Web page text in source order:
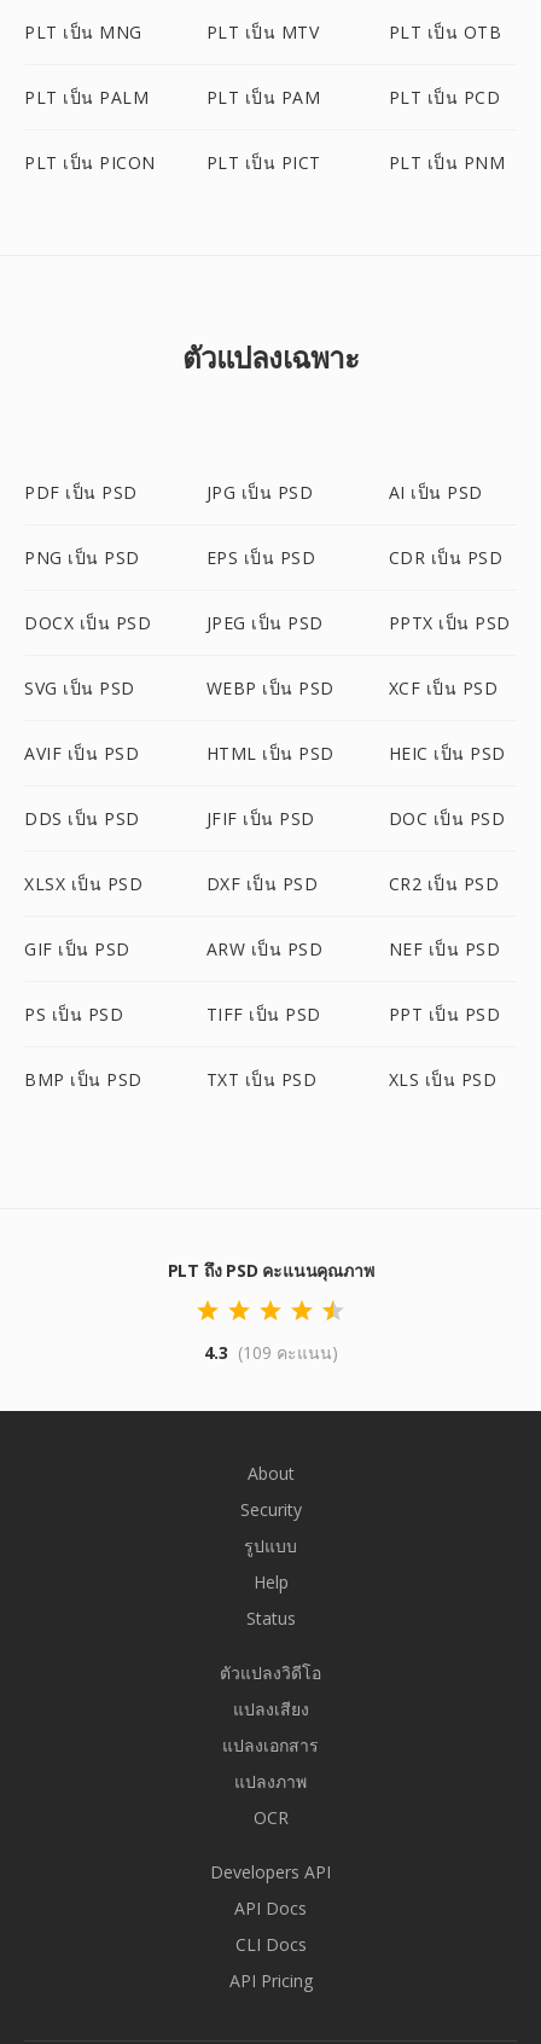
PLT เป็น MNG PLT เป็น MTV PLT เป็น OTB
PLT เป็น PALM PLT เป็น PAM PLT เป็น PCD
PLT เป็น PICON PLT เป็น PICT PLT เป็น PNM
ตัวแปลงเฉพาะ
PDF เป็น PSD JPG เป็น PSD AI เป็น PSD
PNG เป็น PSD EPS เป็น PSD CDR เป็น PSD
DOCX เป็น PSD JPEG เป็น PSD PPTX เป็น PSD
SVG เป็น PSD WEBP เป็น PSD XCF เป็น PSD
AVIF เป็น PSD HTML เป็น PSD HEIC เป็น PSD
DDS เป็น PSD JFIF เป็น PSD DOC เป็น PSD
XLSX เป็น PSD DXF เป็น PSD CR2 เป็น PSD
GIF เป็น PSD ARW เป็น PSD NEF เป็น PSD
PS เป็น PSD TIFF เป็น PSD PPT เป็น PSD
BMP เป็น PSD TXT เป็น PSD XLS เป็น PSD
PLT ถึง PSD คะแนนคุณภาพ
4.3 (109 คะแนน)
About
Security
รูปแบบ
Help
Status
ตัวแปลงวิดีโอ
แปลงเสียง
แปลงเอกสาร
แปลงภาพ
OCR
Developers API
API Docs
CLI Docs
API Pricing